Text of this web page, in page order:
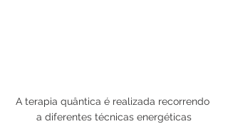
A terapia quântica é realizada recorrendo
a diferentes técnicas energéticas